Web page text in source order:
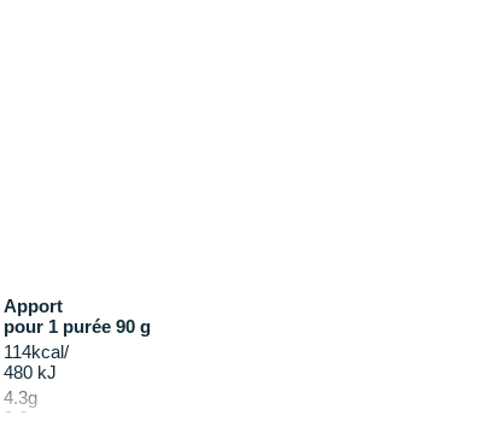
Apport
pour 1 purée 90 g
114kcal/
480 kJ
4.3g